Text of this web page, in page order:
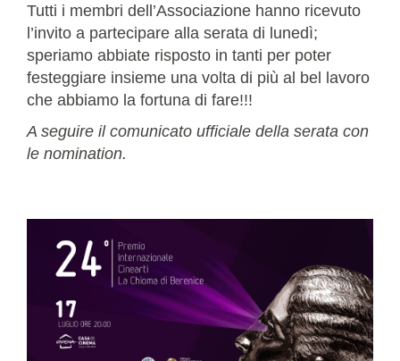
Tutti i membri dell’Associazione hanno ricevuto
l’invito a partecipare alla serata di lunedì;
speriamo abbiate risposto in tanti per poter
festeggiare insieme una volta di più al bel lavoro
che abbiamo la fortuna di fare!!!
A seguire il comunicato ufficiale della serata con
le nomination.